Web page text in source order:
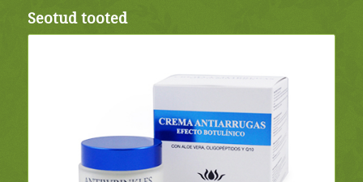
Seotud tooted